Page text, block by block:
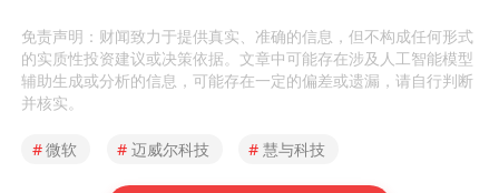
免责声明：财闻致力于提供真实、准确的信息，但不构成任何形式
的实质性投资建议或决策依据。文章中可能存在涉及人工智能模型
辅助生成或分析的信息，可能存在一定的偏差或遗漏，请自行判断
并核实。
#微软 # 迈威尔科技 # 慧与科技